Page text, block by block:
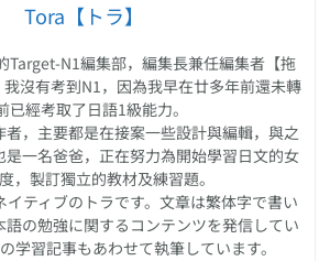
Tora【トラ】
Target-N1編集部，編集長兼任編集者【拖
沒有考到N1，因為我早在廿多年前還未轉
已經考取了日語1級能力。
，主要都是在接案一些設計與編輯，與之
一名爸爸，正在努力為開始學習日文的女
，製訂獨立的教材及練習題。
ティブのトラです。文章は繁体字で書い
語の勉強に関するコンテンツを発信してい
学習記事もあわせて執筆しています。